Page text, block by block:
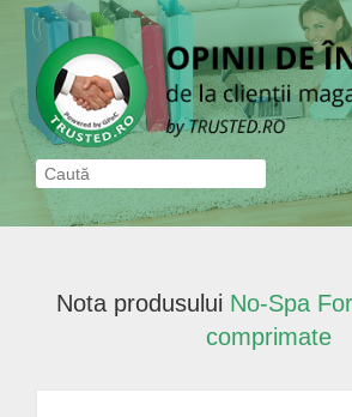
Nota produsului No-Spa
comprimate